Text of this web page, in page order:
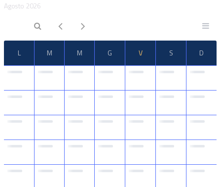
Agosto 2026
L M M G V S D